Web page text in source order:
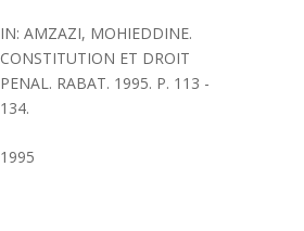
IN: AMZAZI, MOHIEDDINE.
CONSTITUTION ET DROIT
PENAL. RABAT. 1995. P. 113 -
134.
1995